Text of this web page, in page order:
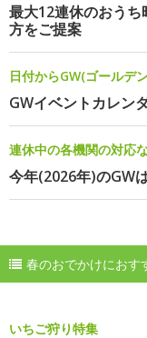
最大12連休のおう
方をご提案
日付からGW(ゴールデ
GWイベントカレン
連休中の各機関の対応
今年(2026年)のGW
春のおでかけにおす
いちご狩り特集